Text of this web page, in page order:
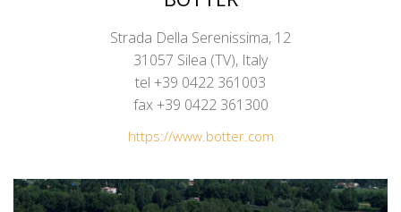
Strada Della Serenissima, 12
31057 Silea (TV), Italy
tel +39 0422 361003
fax +39 0422 361300
https://www.botter.com